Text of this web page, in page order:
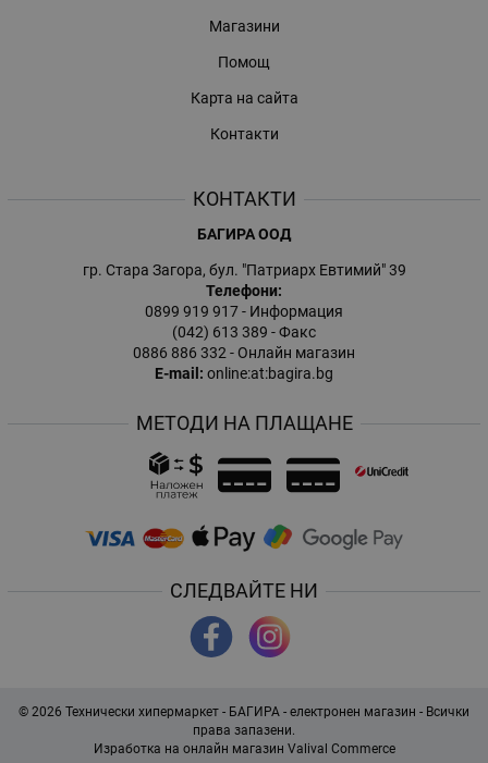
Магазини
Помощ
Карта на сайта
Контакти
КОНТАКТИ
БАГИРА ООД
гр. Стара Загора, бул. "Патриарх Евтимий" 39
Телефони:
0899 919 917- Информация
(042) 613 389 - Факс
0886 886 332 - Онлайн магазин
E-mail: online:at:bagira.bg
МЕТОДИ НА ПЛАЩАНЕ
СЛЕДВАЙТЕ НИ
© 2026 Технически хипермаркет - БАГИРА - електронен магазин - Всички
права запазени.
Изработка на онлайн магазин Valival Commerce